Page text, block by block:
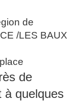
de
/LES BAUX
de
quelques